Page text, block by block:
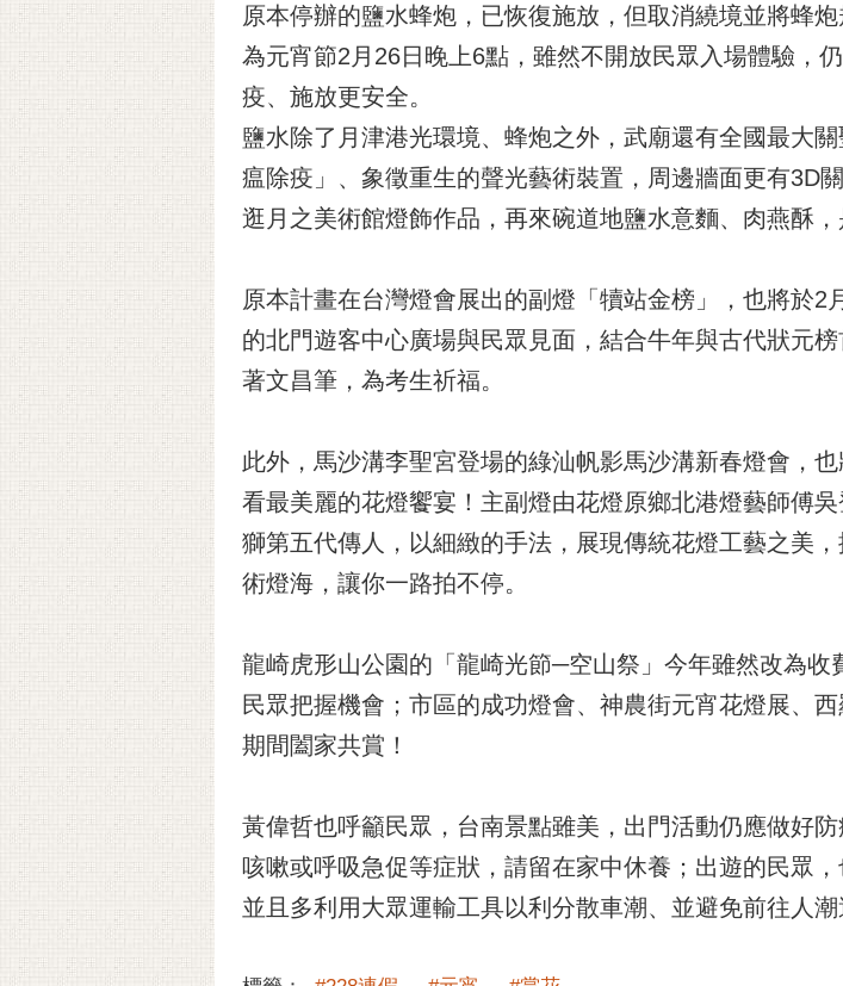
原本停辦的鹽水蜂炮，已恢復施放，但取消繞境並將蜂
為元宵節2月26日晚上6點，雖然不開放民眾入場體驗，
疫、施放更安全。
鹽水除了月津港光環境、蜂炮之外，武廟還有全國最大
瘟除疫」、象徵重生的聲光藝術裝置，周邊牆面更有3D
逛月之美術館燈飾作品，再來碗道地鹽水意麵、肉燕酥，
原本計畫在台灣燈會展出的副燈「犢站金榜」，也將於
的北門遊客中心廣場與民眾見面，結合牛年與古代狀元
著文昌筆，為考生祈福。
此外，馬沙溝李聖宮登場的綠汕帆影馬沙溝新春燈會，
看最美麗的花燈饗宴！主副燈由花燈原鄉北港燈藝師傅
獅第五代傳人，以細緻的手法，展現傳統花燈工藝之美
術燈海，讓你一路拍不停。
龍崎虎形山公園的「龍崎光節─空山祭」今年雖然改為
民眾把握機會；市區的成功燈會、神農街元宵花燈展、
期間闔家共賞！
黃偉哲也呼籲民眾，台南景點雖美，出門活動仍應做好
咳嗽或呼吸急促等症狀，請留在家中休養；出遊的民眾
並且多利用大眾運輸工具以利分散車潮、並避免前往人潮